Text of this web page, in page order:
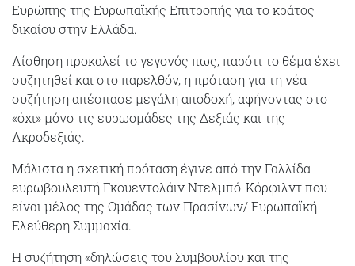
Ευρώπης της Ευρωπαϊκής Επιτροπής για το κράτος
δικαίου στην Ελλάδα.
Αίσθηση προκαλεί το γεγονός πως, παρότι το θέμα έχει
συζητηθεί και στο παρελθόν, η πρόταση για τη νέα
συζήτηση απέσπασε μεγάλη αποδοχή, αφήνοντας στο
«όχι» μόνο τις ευρωομάδες της Δεξιάς και της
Ακροδεξιάς.
Μάλιστα η σχετική πρόταση έγινε από την Γαλλίδα
ευρωβουλευτή Γκουεντολάιν Ντελμπό-Κόρφιλντ που
είναι μέλος της Ομάδας των Πρασίνων/ Ευρωπαϊκή
Ελεύθερη Συμμαχία.
Η συζήτηση «δηλώσεις του Συμβουλίου και της